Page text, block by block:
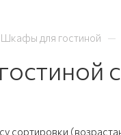
Шкафы для гостиной —
сортировки